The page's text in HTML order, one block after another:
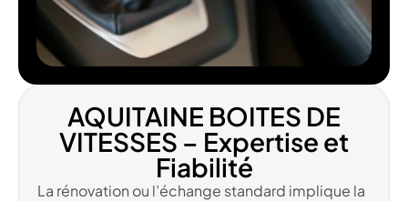
AQUITAINE BOITES DE
VITESSES – Expertise et
Fiabilité
La rénovation ou l’échange standard implique la